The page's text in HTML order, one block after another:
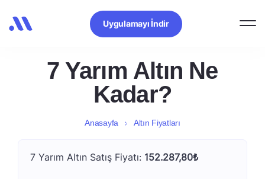
Uygulamayı İndir
7 Yarım Altın Ne
Kadar?
Anasayfa Altın Fiyatları
7 Yarım Altın Satış Fiyatı: 152.287,80₺